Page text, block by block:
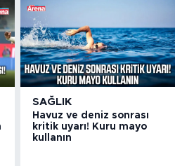
SAĞLIK
Havuz ve deniz sonrası
kritik uyarı! Kuru mayo
kullanın